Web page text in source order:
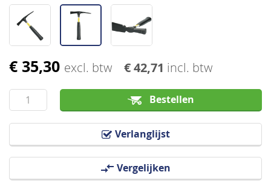
€ 35,30 excl. btw € 42,71 incl. btw
Bestellen
Verlanglijst
Vergelijken
Ga
het
begin
van